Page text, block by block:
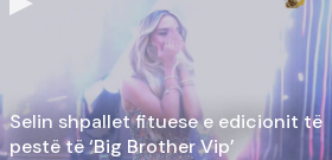
Selin shpallet fituese e edicionit të
pestë të ‘Big Brother Vip’